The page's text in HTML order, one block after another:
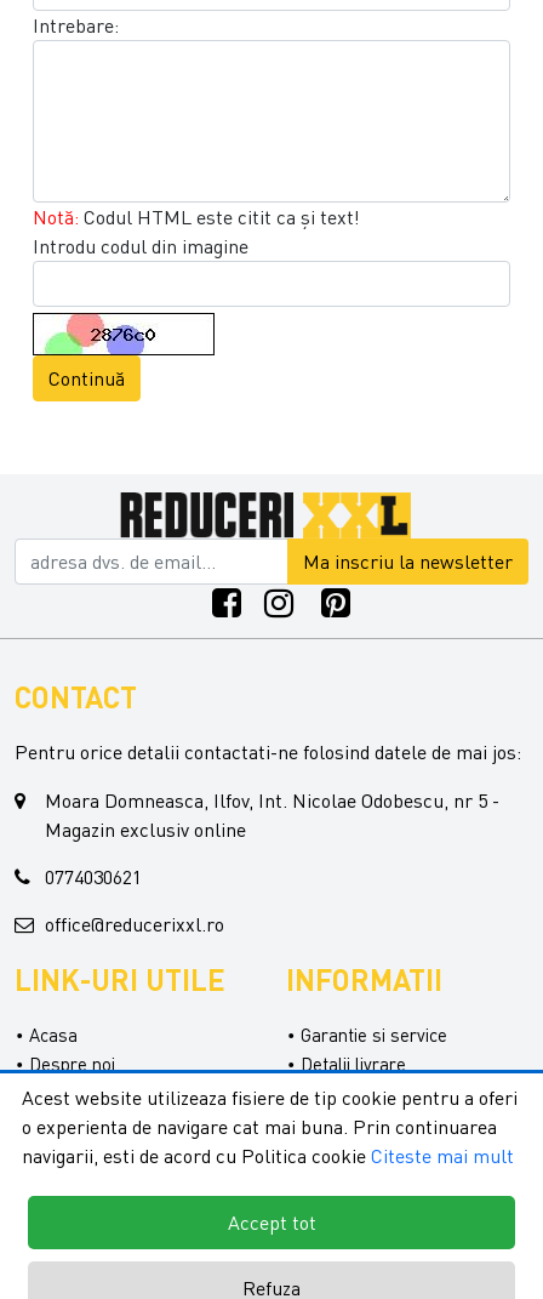
Intrebare:
Notă: Codul HTML este citit ca şi text!
Introdu codul din imagine
Continuă
Ma inscriu la newsletter
CONTACT
Pentru orice detalii contactati-ne folosind datele de mai jos:
Moara Domneasca, Ilfov, Int. Nicolae Odobescu, nr 5 -
Magazin exclusiv online
0774030621
office@reducerixxl.ro
LINK-URI UTILE
Acasa
Despre noi
Categorii
Contact
Formular retur
INFORMATII
Garantie si service
Detalii livrare
Confidentialitate
Termeni si conditii
Acest website utilizeaza fisiere de tip cookie pentru a oferi
o experienta de navigare cat mai buna. Prin continuarea
navigarii, esti de acord cu Politica cookie Citeste mai mult
Accept tot
Refuza